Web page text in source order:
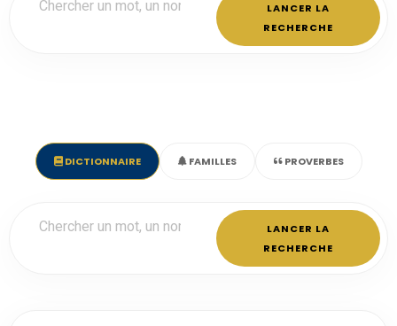
LANCER LA
RECHERCHE
DICTIONNAIRE FAMILLES PROVERBES
LANCER LA
RECHERCHE